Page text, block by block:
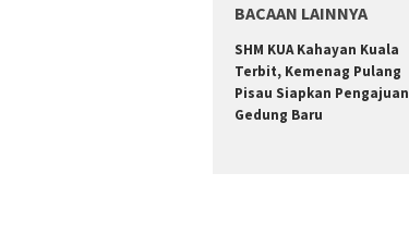
BACAAN LAINNYA
SHM KUA Kahayan Kuala
Terbit, Kemenag Pulang
Pisau Siapkan Pengajuan
Gedung Baru